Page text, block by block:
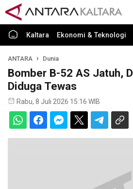
Kaltara Ekonomi & Teknologi
ANTARA Dunia
Bomber B-52 AS Jatuh,
Diduga Tewas
Rabu, 8 Juli 2026 15:16 WIB